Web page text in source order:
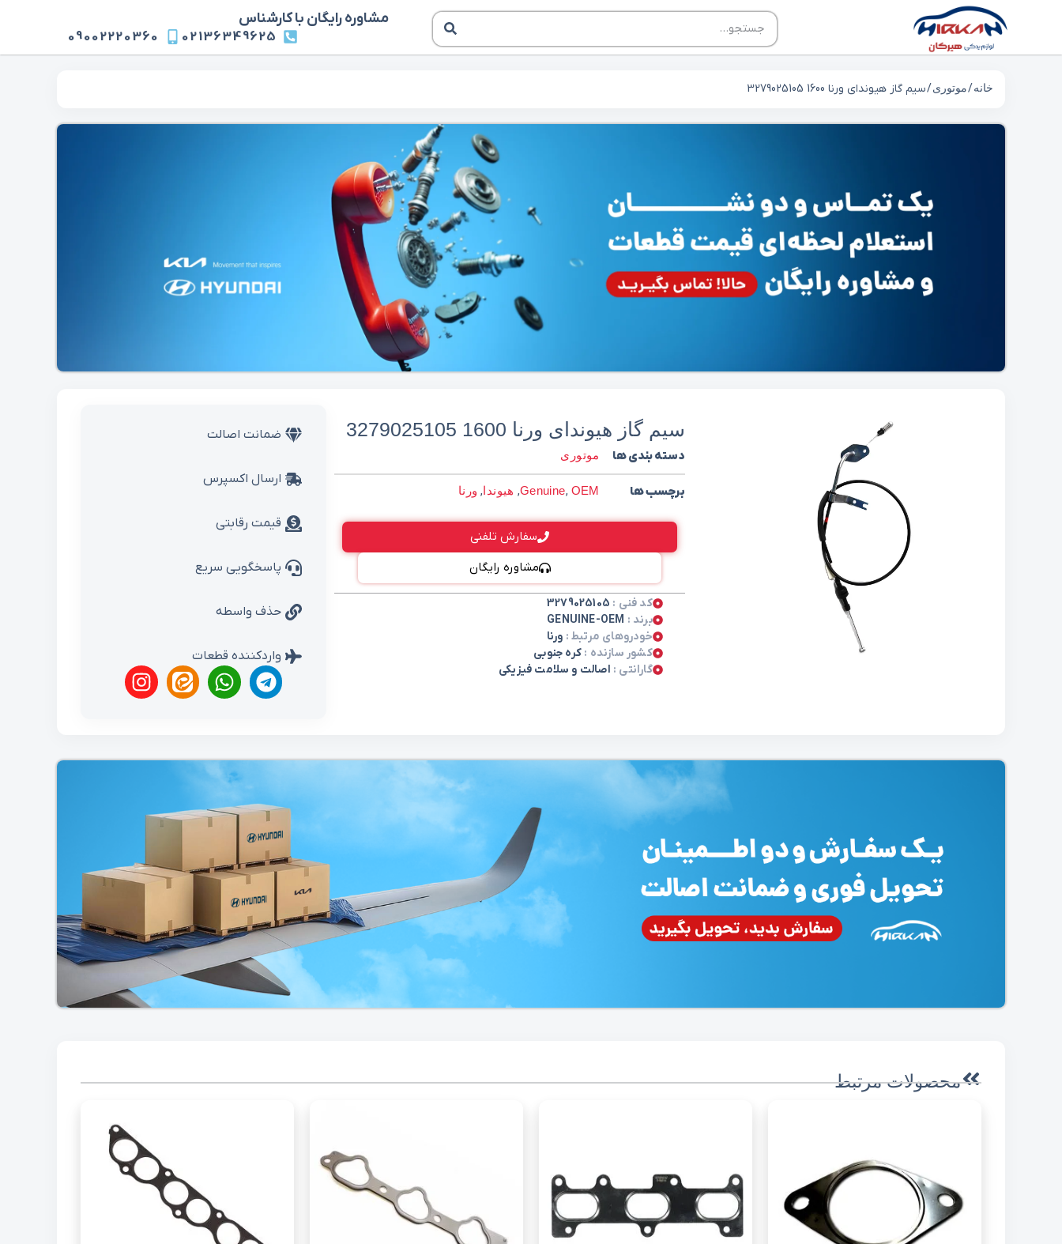
مشاوره رایگان با کارشناس
02136349625
09002220360
خانه/موتوری/ سيم گاز هیوندای ورنا 1600 3279025105
سيم گاز هیوندای ورنا 1600 3279025105
دسته بندی ها موتوری
برچسب ها Genuine, OEM
, هیوندا, ورنا
سفارش تلفنی
مشاوره رایگان
کد فنی : 3279025105
برند : GENUINE-OEM
خودروهای مرتبط : ورنا
کشور سازنده :کره جنوبی
گارانتی : اصالت و سلامت فیزیکی
ضمانت اصالت
ارسال اکسپرس
قیمت رقابتی
پاسخگویی سریع
حذف واسطه
واردکننده قطعات
محصولات مرتبط